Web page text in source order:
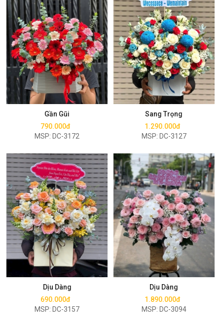
Gần Gũi
790.000đ
MSP: DC-3172
Mua ngay
Sang Trọng
1.290.000đ
MSP: DC-3127
Mua ngay
Dịu Dàng
690.000đ
MSP: DC-3157
Mua ngay
Dịu Dàng
1.890.000đ
MSP: DC-3094
Mua ngay